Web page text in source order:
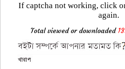
If captcha not working, click
again.
Total viewed or downloaded